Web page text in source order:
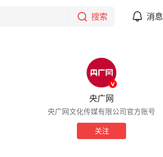
搜索 消息
央广网
央广网文化传媒有限公司官方账号
关注